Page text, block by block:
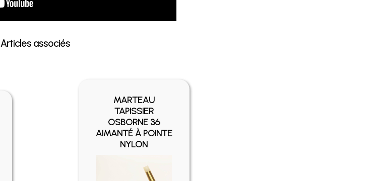
Articles associés
MARTEAU
TAPISSIER
OSBORNE 36
AIMANTÉ À POINTE
NYLON